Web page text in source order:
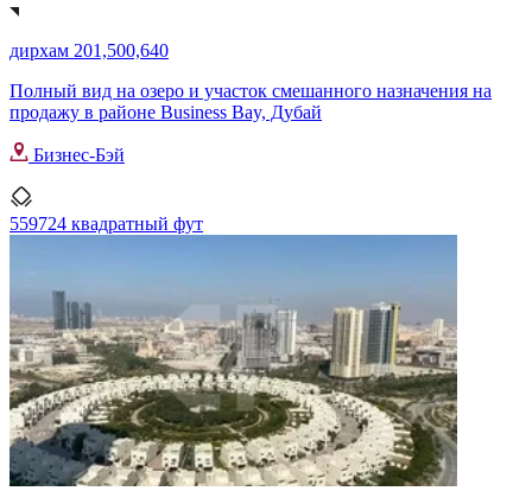
дирхам 201,500,640
Полный вид на озеро и участок смешанного назначения на
продажу в районе Business Bay, Дубай
Бизнес-Бэй
559724 квадратный фут